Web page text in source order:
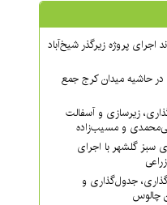
۲ از روند اجرای پروژه زیرگذر شیخ‌آباد
در حاشیه میدان کرج جمع
زیرسازی و آسفالت
و مسیب‌زاده
سبز گلشهر با اجرای
جدول‌گذاری و
چالوس